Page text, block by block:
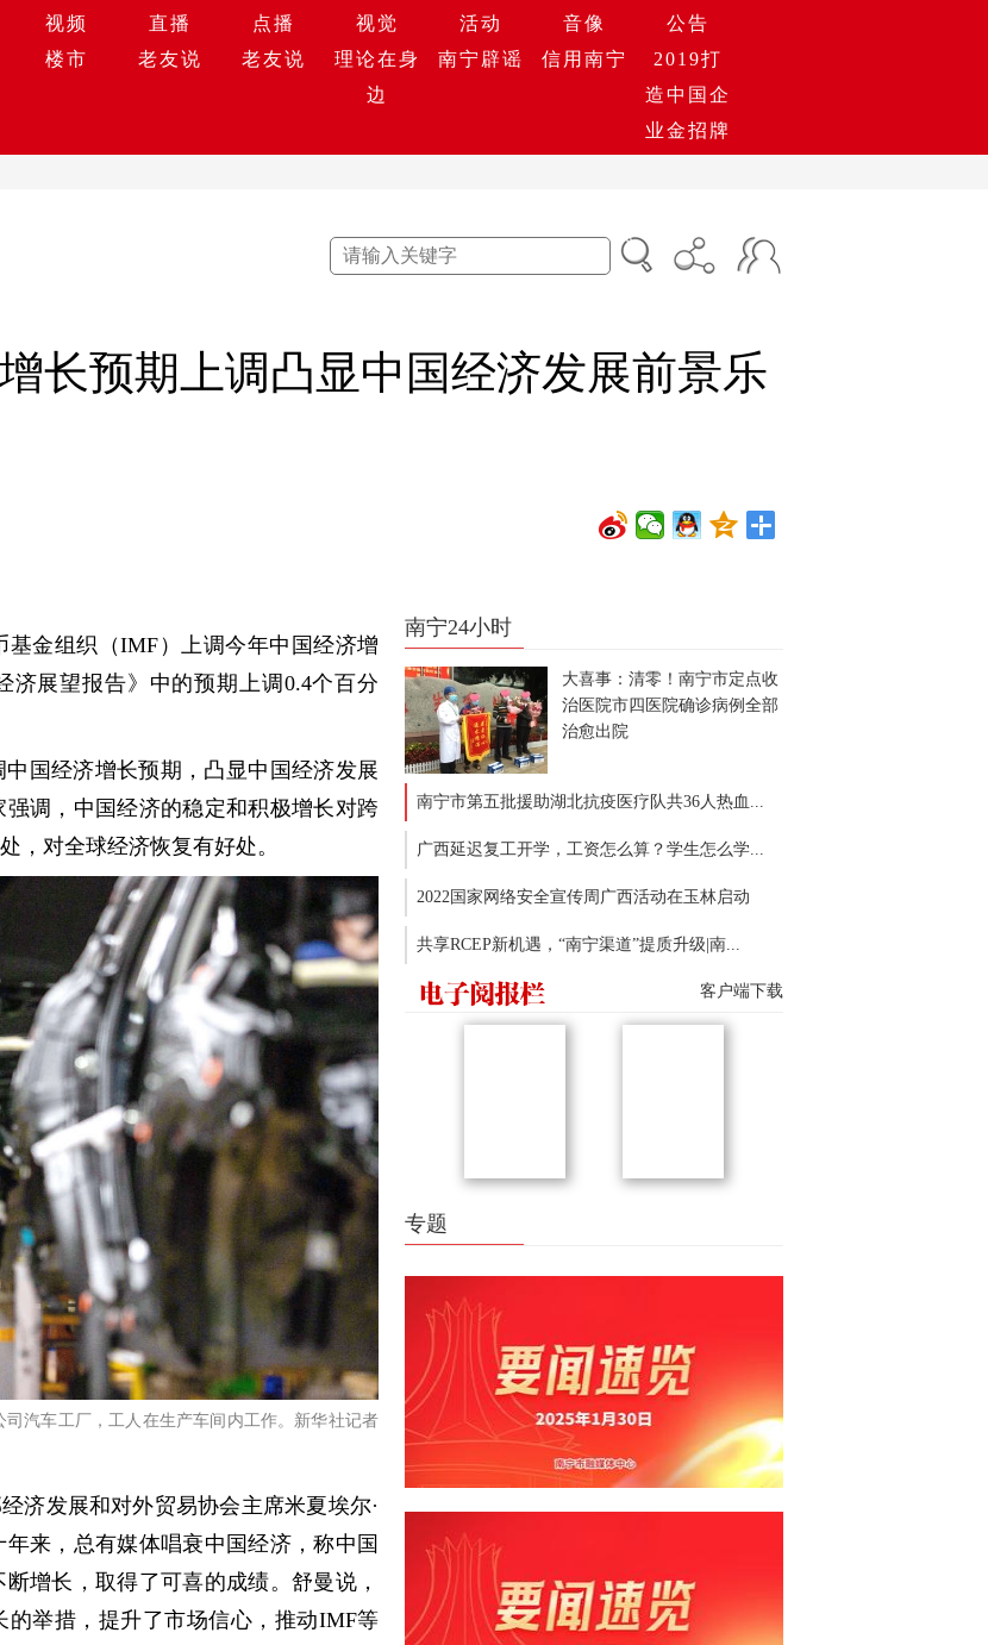
视频 直播 点播 视觉 活动 音像
公告
楼市 老友说 老友说
理论在身
边
南宁辟谣 信用南宁
2019打
造中国企
业金招牌
长预期上调凸显中国经济发展前景乐
金组织（IMF）上调今年中国经济增
济展望报告》中的预期上调0.4个百分
国经济增长预期，凸显中国经济发展
调，中国经济的稳定和积极增长对跨
，对全球经济恢复有好处。
汽车工厂，工人在生产车间内工作。新华社记者
济发展和对外贸易协会主席米夏埃尔·
来，总有媒体唱衰中国经济，称中国
增长，取得了可喜的成绩。舒曼说，
举措，提升了市场信心，推动IMF等
南宁24小时
大喜事：清零！南宁市定点收
治医院市四医院确诊病例全部
治愈出院
南宁市第五批援助湖北抗疫医疗队共36人热血...
广西延迟复工开学，工资怎么算？学生怎么学...
2022国家网络安全宣传周广西活动在玉林启动
共享RCEP新机遇，“南宁渠道”提质升级|南...
客户端下载
专题